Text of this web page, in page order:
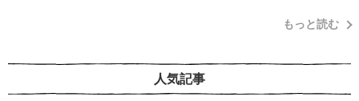
もっと読む
人気記事